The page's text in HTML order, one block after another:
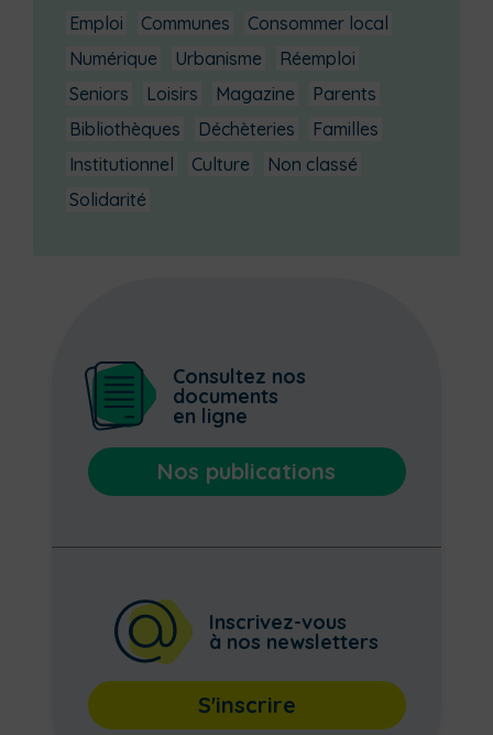
Emploi
Communes
Consommer local
Numérique
Urbanisme
Réemploi
Seniors
Loisirs Magazine
Parents
Bibliothèques
Déchèteries
Familles
Institutionnel
Culture
Non classé
Solidarité
Consultez nos
documents
en ligne
Nos publications
Inscrivez-vous
à nos newsletters
S'inscrire